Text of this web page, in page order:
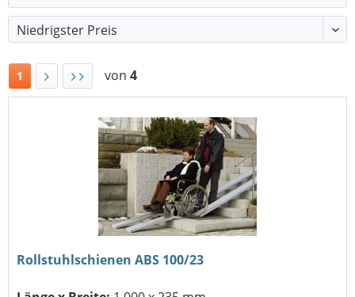
1 von 4
Rollstuhlschienen ABS 100/23